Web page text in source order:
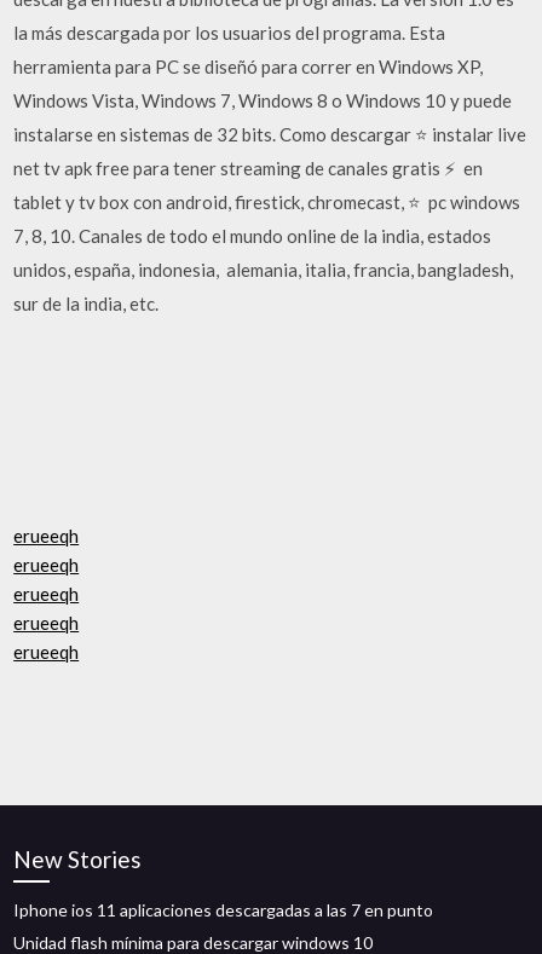
la más descargada por los usuarios del programa. Esta
herramienta para PC se diseñó para correr en Windows XP,
Windows Vista, Windows 7, Windows 8 o Windows 10 y puede
instalarse en sistemas de 32 bits. Como descargar ⭐ instalar live
net tv apk free para tener streaming de canales gratis ⚡ ️ en
tablet y tv box con android, firestick, chromecast, ⭐ ️ pc windows
7, 8, 10. Canales de todo el mundo online de la india, estados
unidos, españa, indonesia, ️ alemania, italia, francia, bangladesh,
sur de la india, etc.
erueeqh
erueeqh
erueeqh
erueeqh
erueeqh
New Stories
Iphone ios 11 aplicaciones descargadas a las 7 en punto
Unidad flash mínima para descargar windows 10